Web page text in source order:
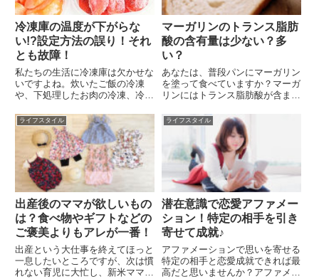
冷凍庫の温度が下がらな
い!?設定方法の誤り！それ
とも故障！
私たちの生活に冷凍庫は欠かせな
いですよね。炊いたご飯の冷凍
や、下処理したお肉の冷凍、冷凍
期保存に活躍してくれます。しか
し、ある日そんな冷凍庫の温度が
上がっていてちゃんと冷凍されて
いない気がする…というとき、非
常...
マーガリンのトランス脂肪
酸の含有量は少ない？多
い？
あなたは、普段パンにマーガリン
を塗って食べていますか？マーガ
リンにはトランス脂肪酸が含まれ
ージを持つ方も少なくないのでは
ないでしょうか？確かに、以前の
マーガリンにはトランス脂肪酸は
多く含まれていましたが、今で
は...
ライフスタイル
出産後のママが欲しいもの
は？食べ物やギフトなどの
ご褒美よりもアレが一番！
出産という大仕事を終えてほっと
一息したいところですが、次は慣
れない育児に大忙し、新米ママは
ライフスタイル
潜在意識で恋愛アファメー
ション！特定の相手を引き
寄せて成就♪
アファメーションで思いを寄せる
特定の相手と恋愛成就できれば最
高だと思いませんか？アファメー